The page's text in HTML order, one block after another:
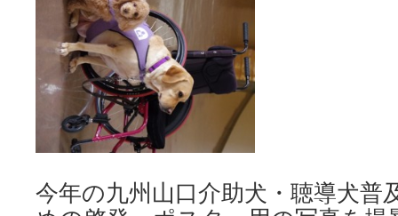
今年の九州山口介助犬・聴導犬普